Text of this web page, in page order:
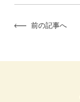
前の記事へ